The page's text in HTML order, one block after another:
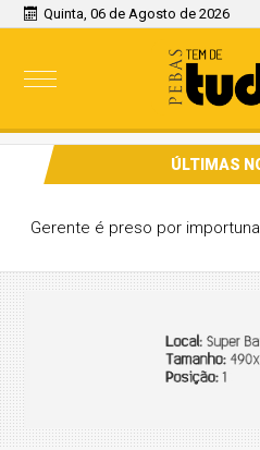
Quinta, 06 de Agosto de 2026
ÚLTIMAS
Gerente é preso por